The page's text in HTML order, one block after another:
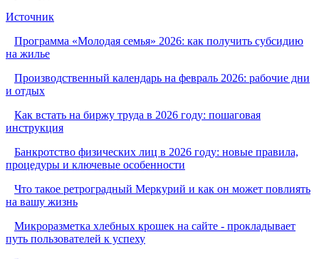
Источник
Программа «Молодая семья» 2026: как получить субсидию
на жилье
Производственный календарь на февраль 2026: рабочие дни
и отдых
Как встать на биржу труда в 2026 году: пошаговая
инструкция
Банкротство физических лиц в 2026 году: новые правила,
процедуры и ключевые особенности
Что такое ретроградный Меркурий и как он может повлиять
на вашу жизнь
Микроразметка хлебных крошек на сайте - прокладывает
путь пользователей к успеху